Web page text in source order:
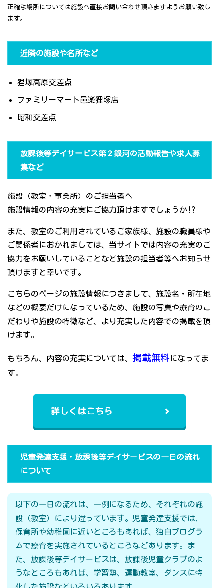
正確な場所については施設へ直接お問い合わせ頂きますようお願い致し
ます。
近隣の施設や名所など
狸塚高原交差点
ファミリーマート邑楽狸塚店
昭和交差点
放課後等デイサービス第２銀河の活動報告や求人募
集など
施設（教室・事業所）のご担当者へ
施設情報の内容の充実にご協力頂けますでしょうか!?
また、教室のご利用されているご家族様、施設の職員様や
ご関係者におかれましては、当サイトでは内容の充実のご
協力をお願いしていることなど施設の担当者等へお知らせ
頂けますと幸いです。
こちらのページの施設情報につきまして、施設名・所在地
などの概要だけになっているため、施設の写真や療育のこ
だわりや施設の特徴など、より充実した内容での掲載を頂
けます。
もちろん、内容の充実については、 掲載無料になってま
す。
詳しくはこちら
児童発達支援・放課後等デイサービスの一日の流れ
について
以下の一日の流れは、一例になるため、それぞれの施
設（教室）により違っています。児童発達支援では、
保育所や幼稚園に近いところもあれば、独自プログラ
ムで療育を実施されているところなどあります。ま
た、放課後等デイサービスは、放課後児童クラブのよ
うなところもあれば、学習塾、運動教室、ダンスに特